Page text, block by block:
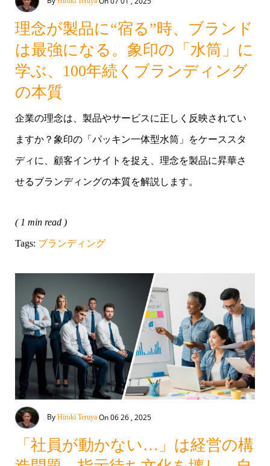
理念が製品に“宿る”時、ブランド
は最強になる。象印の「水筒」に
学ぶ、100年続くブランディング
の本質
企業の理念は、製品やサービスに正しく反映されてい
ますか？象印の「パッキン一体型水筒」をケーススタ
ディに、顧客インサイトを捉え、理念を製品に昇華さ
せるブランディングの本質を解説します。
( 1 min read )
Tags: ブランディング
By Hiroki Teruya On 06 26 , 2025
「社員が動かない…」は経営の構